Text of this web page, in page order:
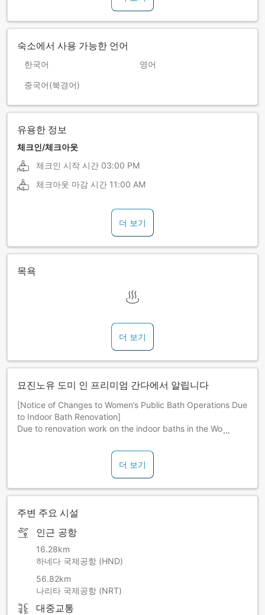
숙소에서 사용 가능한 언어
한국어 영어
중국어(북경어)
유용한 정보
체크인/체크아웃
체크인 시작 시간 03:00 PM
체크아웃 마감 시간 11:00 AM
더 보기
목욕
더 보기
묘진노유 도미 인 프리미엄 간다에서 알립니다
[Notice of Changes to Women’s Public Bath Operations Due
to Indoor Bath Renovation]
Due to renovation work on the indoor baths in the Women’s
operating hours during the period listed below.
■ Period Monday, August 17, 2026 – Saturday, August 22,
■ Women’s Public Bath Hours: 6:00 PM – 10:00 AM the
following day Available Facilities: Open-air bath, sauna, and
cold plunge pool The indoor baths and some shower stalls
■ Men’s Public Bath Open as usual.
We apologize for any inconvenience this may cause to our
guests staying with us during the construction period and
더 보기
주변 주요 시설
인근 공항
16.28km
하네다 국제공항 (HND)
56.82km
나리타 국제공항 (NRT)
대중교통